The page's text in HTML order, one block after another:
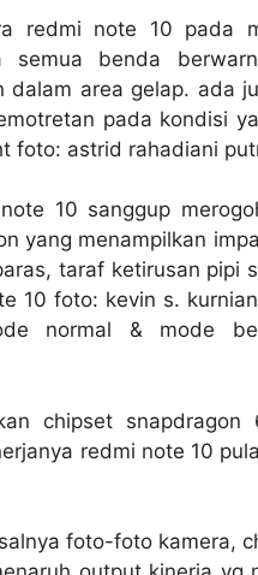
redmi note 10 pada
semua benda
dalam area gelap. ada
pada kondisi
foto: astrid rahadiani
10 sanggup
yang menampilkan
taraf ketirusan pipi
10 foto: kevin s.
normal & mode
chipset snapdragon
redmi note 10
foto-foto kamera,